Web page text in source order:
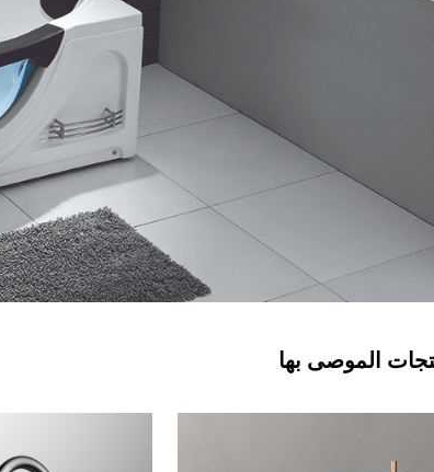
الموصى بها